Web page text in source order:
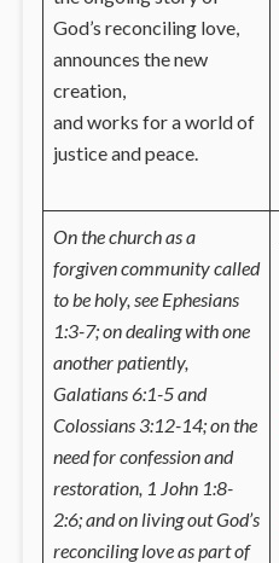
God’s reconciling love,
announces the new
creation,
and works for a world of
justice and peace.
On the church as a
forgiven community called
to be holy, see Ephesians
1:3-7; on dealing with one
another patiently,
Galatians 6:1-5 and
Colossians 3:12-14; on the
need for confession and
restoration, 1 John 1:8-
2:6; and on living out God’s
reconciling love as part of